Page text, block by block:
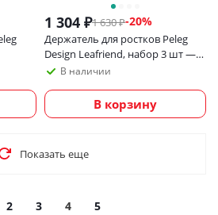
1 304 ₽1 630₽-20%
Держатель для ростков Peleg
Design Leafriend, набор 3 шт —
аксессуар для размножения
В наличии
В корзину
Показать еще
2 3 4 5